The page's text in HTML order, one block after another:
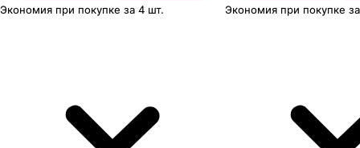
Экономия при покупке за 4 шт. Экономия при покупке